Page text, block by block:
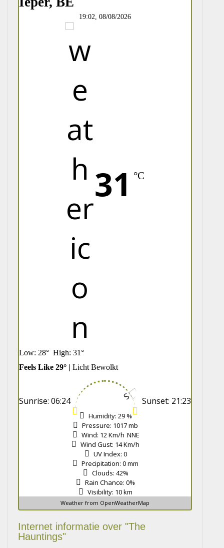
19:02, 08/08/2026
31 °C
Low: 28° High: 31°
Feels Like 29° | Licht Bewolkt
Sunrise: 06:24 Sunset: 21:23
Humidity: 29 %
Pressure: 1017 mb
Wind: 12 Km/h NNE
Wind Gust: 14 Km/h
UV Index: 0
Precipitation: 0 mm
Clouds: 42%
Rain Chance: 0%
Visibility: 10 km
Weather from OpenWeatherMap
Internet informatie over "The
Hauntings"